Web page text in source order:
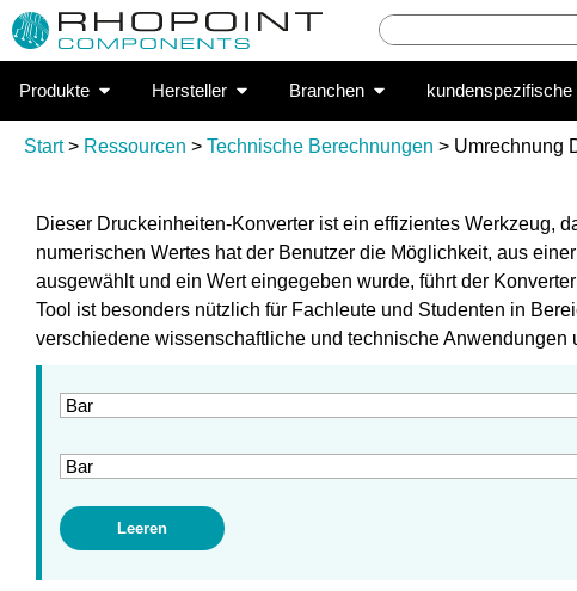
Produkte Hersteller Branchen kundenspezifische
Start> Ressourcen > Technische Berechnungen > Umrechnung
Dieser Druckeinheiten-Konverter ist ein effizientes Werkzeug,
numerischen Wertes hat der Benutzer die Möglichkeit, aus
ausgewählt und ein Wert eingegeben wurde, führt der
Tool ist besonders nützlich für Fachleute und Studenten in
verschiedene wissenschaftliche und technische Anwendungen
Leeren